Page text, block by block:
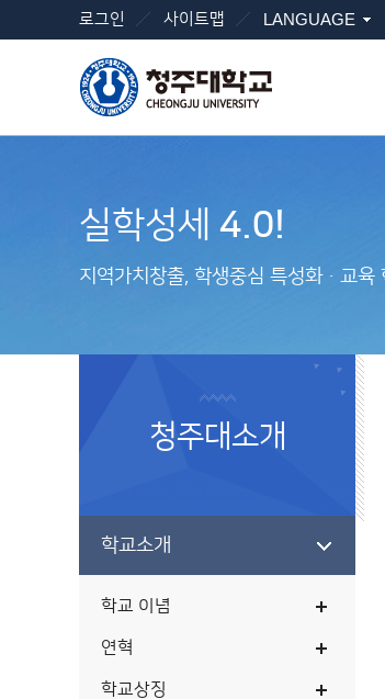
로그인 사이트맵 LANGUAGE
실학성세 4.0!
지역가치창출, 학생중심 특성화ㆍ교육
청주대소개
학교소개
학교 이념
연혁
학교상징